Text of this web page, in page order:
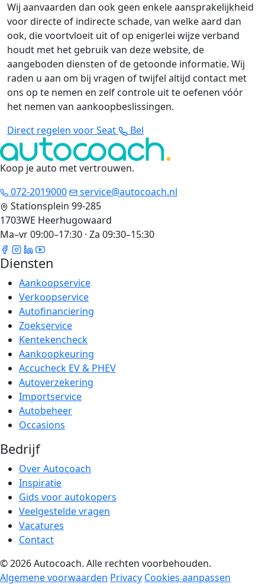
Wij aanvaarden dan ook geen enkele aansprakelijkheid
voor directe of indirecte schade, van welke aard dan
ook, die voortvloeit uit of op enigerlei wijze verband
houdt met het gebruik van deze website, de
aangeboden diensten of de getoonde informatie. Wij
raden u aan om bij vragen of twijfel altijd contact met
ons op te nemen en zelf controle uit te oefenen vóór
het nemen van aankoopbeslissingen.
Direct regelen voor Seat
Bel
Koop je auto met vertrouwen.
072-2019000
service@autocoach.nl
Stationsplein 99-285
1703WE Heerhugowaard
Ma–vr 09:00–17:30 · Za 09:30–15:30
Diensten
Aankoopservice
Verkoopservice
Autofinanciering
Zoekservice
Kentekencheck
Aankoopkeuring
Accucheck EV & PHEV
Autoverzekering
Importservice
Autobeheer
Occasions
Bedrijf
Over Autocoach
Inspiratie
Gids voor autokopers
Veelgestelde vragen
Vacatures
Contact
© 2026 Autocoach. Alle rechten voorbehouden.
Algemene voorwaarden Privacy Cookies aanpassen